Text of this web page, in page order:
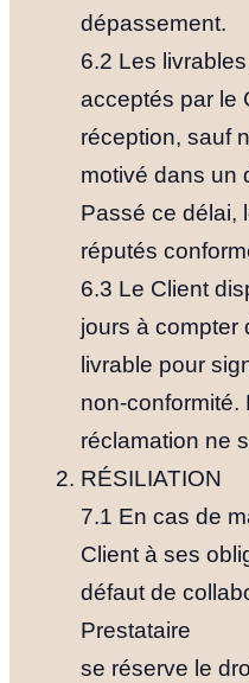
dépassement.
6.2 Les
acceptés par le
réception, sauf
motivé dans un
Passé ce délai,
réputés
6.3 Le Client
jours à compter
livrable pour
non-conformité.
réclamation ne
RÉSILIATION
7.1 En cas de
Client à ses
défaut de
Prestataire
se réserve le